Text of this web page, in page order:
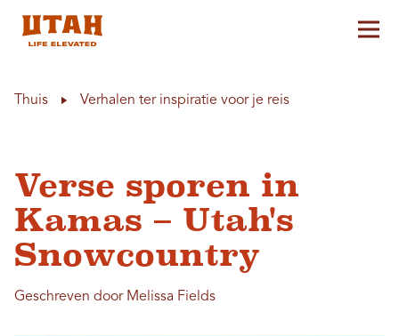
Thuis Verhalen ter inspiratie voor je reis
Verse sporen in
Kamas – Utah's
Snowcountry
Geschreven door Melissa Fields